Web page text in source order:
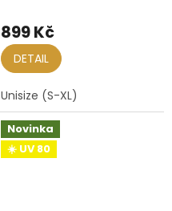
899 Kč
DETAIL
Unisize (S-XL)
Novinka
☀️ UV 80